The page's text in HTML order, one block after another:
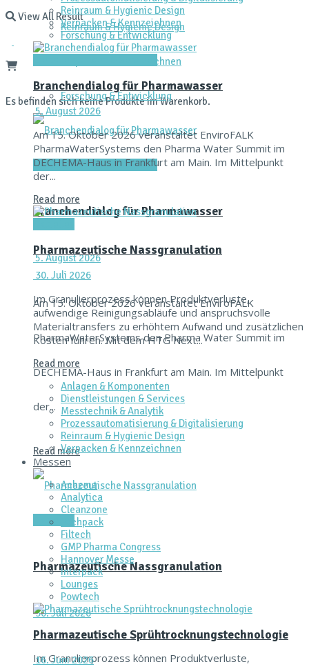
View All Result
Es befinden sich keine Produkte im Warenkorb.
Reinraum & Hygienic Design
Verpacken & Kennzeichnen
Forschung & Entwicklung
Dienstleistungen & Services
Branchendialog für Pharmawasser
5. August 2026
Am 15. Oktober 2026 veranstaltet EnviroFALK
PharmaWaterSystems den Pharma Water Summit im
DECHEMA-Haus in Frankfurt am Main. Im Mittelpunkt
der...
Read more
Aktuelles
Pharmazeutische Nassgranulation
30. Juli 2026
Im Granulierprozess können Produktverluste,
Reinraum & Hygienic Design
Verpacken & Kennzeichnen
Forschung & Entwicklung
Branchendialog für Pharmawasser
5. August 2026
Am 15. Oktober 2026 veranstaltet EnviroFALK
PharmaWaterSystems den Pharma Water Summit im
DECHEMA-Haus in Frankfurt am Main. Im Mittelpunkt
der...
Read more
Pharmazeutische Nassgranulation
30. Juli 2026
Im Granulierprozess können Produktverluste,
aufwendige Reinigungsabläufe und anspruchsvolle
Materialtransfers zu erhöhtem Aufwand und zusätzlichen
Kosten führen. Mit dem HTG Next...
Read more
Anlagen & Komponenten
Dienstleistungen & Services
Messtechnik & Analytik
Prozessautomatisierung & Digitalisierung
Reinraum & Hygienic Design
Verpacken & Kennzeichnen
Messen
Achema
Analytica
Cleanzone
Fachpack
Filtech
GMP Pharma Congress
Hannover Messe
Interpack
Lounges
Powtech
Pharmazeutische Sprühtrocknungstechnologie
16. Juni 2026